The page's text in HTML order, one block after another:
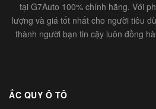
tại G7Auto 100% chính hãng. Với
lượng và giá tốt nhất cho người tiêu
thành người bạn tin cậy luôn đồng
ẮC QUY Ô TÔ